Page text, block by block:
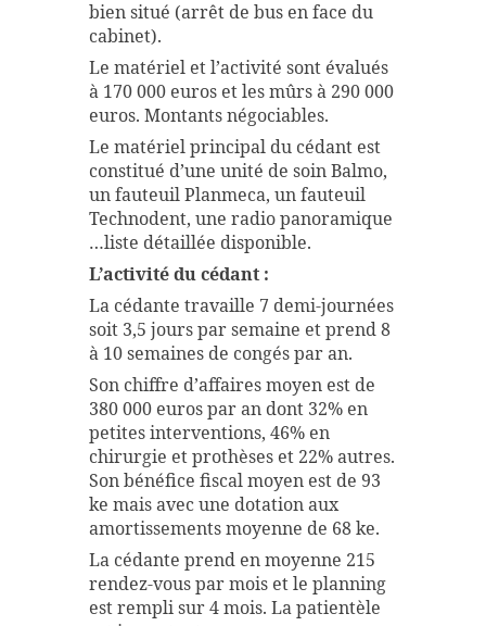
bien situé (arrêt de bus en face du
cabinet).
Le matériel et l’activité sont évalués
à 170 000 euros et les mûrs à 290 000
euros. Montants négociables.
Le matériel principal du cédant est
constitué d’une unité de soin Balmo,
un fauteuil Planmeca, un fauteuil
Technodent, une radio panoramique
…liste détaillée disponible.
L’activité du cédant :
La cédante travaille 7 demi-journées
soit 3,5 jours par semaine et prend 8
à 10 semaines de congés par an.
Son chiffre d’affaires moyen est de
380 000 euros par an dont 32% en
petites interventions, 46% en
chirurgie et prothèses et 22% autres.
Son bénéfice fiscal moyen est de 93
ke mais avec une dotation aux
amortissements moyenne de 68 ke.
La cédante prend en moyenne 215
rendez-vous par mois et le planning
est rempli sur 4 mois. La patientèle